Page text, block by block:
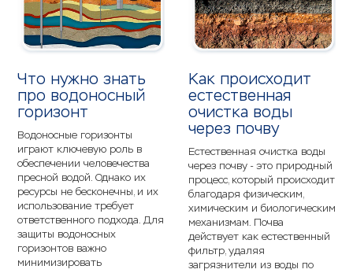
Что нужно знать
про водоносный
горизонт
Водоносные горизонты
играют ключевую роль в
обеспечении человечества
пресной водой. Однако их
ресурсы не бесконечны, и их
использование требует
ответственного подхода. Для
защиты водоносных
горизонтов важно
минимизировать
Как происходит
естественная
очистка воды
через почву
Естественная очистка воды
через почву - это природный
процесс, который происходит
благодаря физическим,
химическим и биологическим
механизмам. Почва
действует как естественный
фильтр, удаляя
загрязнители из воды по